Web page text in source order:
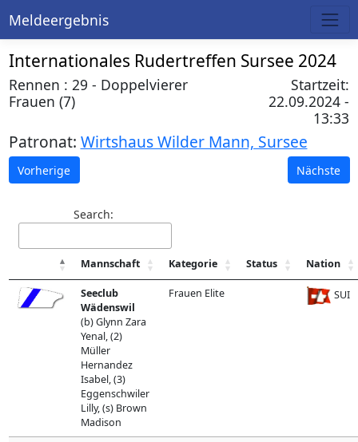
Meldeergebnis
Internationales Rudertreffen Sursee 2024
Rennen : 29 - Doppelvierer
Frauen (7)
Startzeit:
22.09.2024 -
13:33
Patronat: Wirtshaus Wilder Mann, Sursee
Vorherige Nächste
Search:
Mannschaft Kategorie Status Nation
Seeclub
Wädenswil
(b) Glynn Zara
Yenal, (2)
Müller
Hernandez
Isabel, (3)
Eggenschwiler
Lilly, (s) Brown
Madison
Frauen Elite SUI